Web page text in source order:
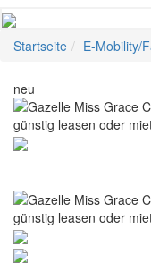
Startseite E-Mobility/
neu